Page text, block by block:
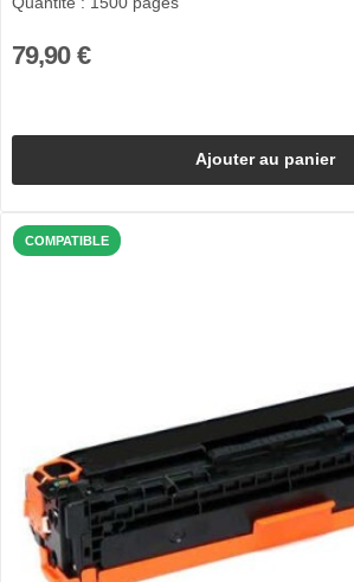
79,90 €
Ajouter au panier
COMPATIBLE